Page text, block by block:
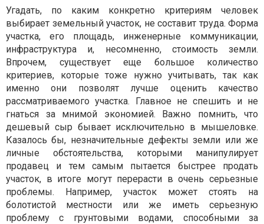
Угадать, по каким конкретно критериям человек
выбирает земельный участок, не составит труда. Форма
участка, его площадь, инженерные коммуникации,
инфраструктура и, несомненно, стоимость земли.
Впрочем, существует еще большое количество
критериев, которые тоже нужно учитывать, так как
именно они позволят лучше оценить качество
рассматриваемого участка. Главное не спешить и не
гнаться за мнимой экономией. Важно помнить, что
дешевый сыр бывает исключительно в мышеловке.
Казалось бы, незначительные дефекты земли или же
личные обстоятельства, которыми манипулирует
продавец и тем самым пытается быстрее продать
участок, в итоге могут перерасти в очень серьезные
проблемы. Например, участок может стоять на
болотистой местности или же иметь серьезную
проблему с грунтовыми водами, способными за